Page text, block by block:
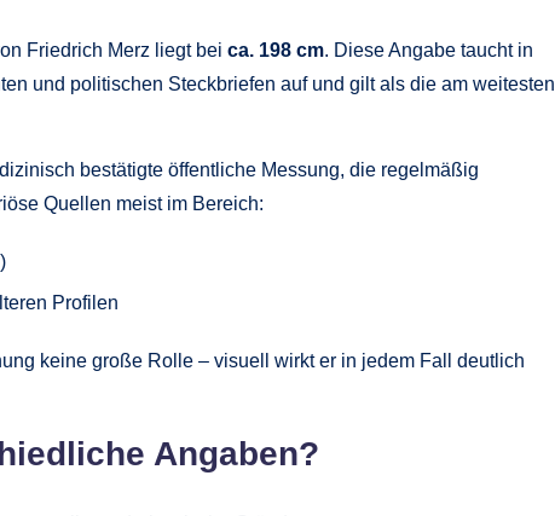
Friedrich Merz liegt bei ca. 198 cm. Diese Angabe taucht in
und politischen Steckbriefen auf und gilt als die am weitesten
bestätigte öffentliche Messung, die regelmäßig
Quellen meist im Bereich:
Profilen
keine große Rolle – visuell wirkt er in jedem Fall deutlich
Angaben?